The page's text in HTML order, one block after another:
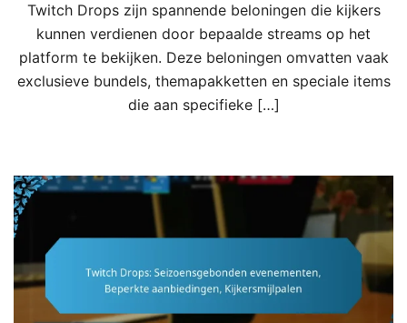
Twitch Drops zijn spannende beloningen die kijkers
kunnen verdienen door bepaalde streams op het
platform te bekijken. Deze beloningen omvatten vaak
exclusieve bundels, themapakketten en speciale items
die aan specifieke […]